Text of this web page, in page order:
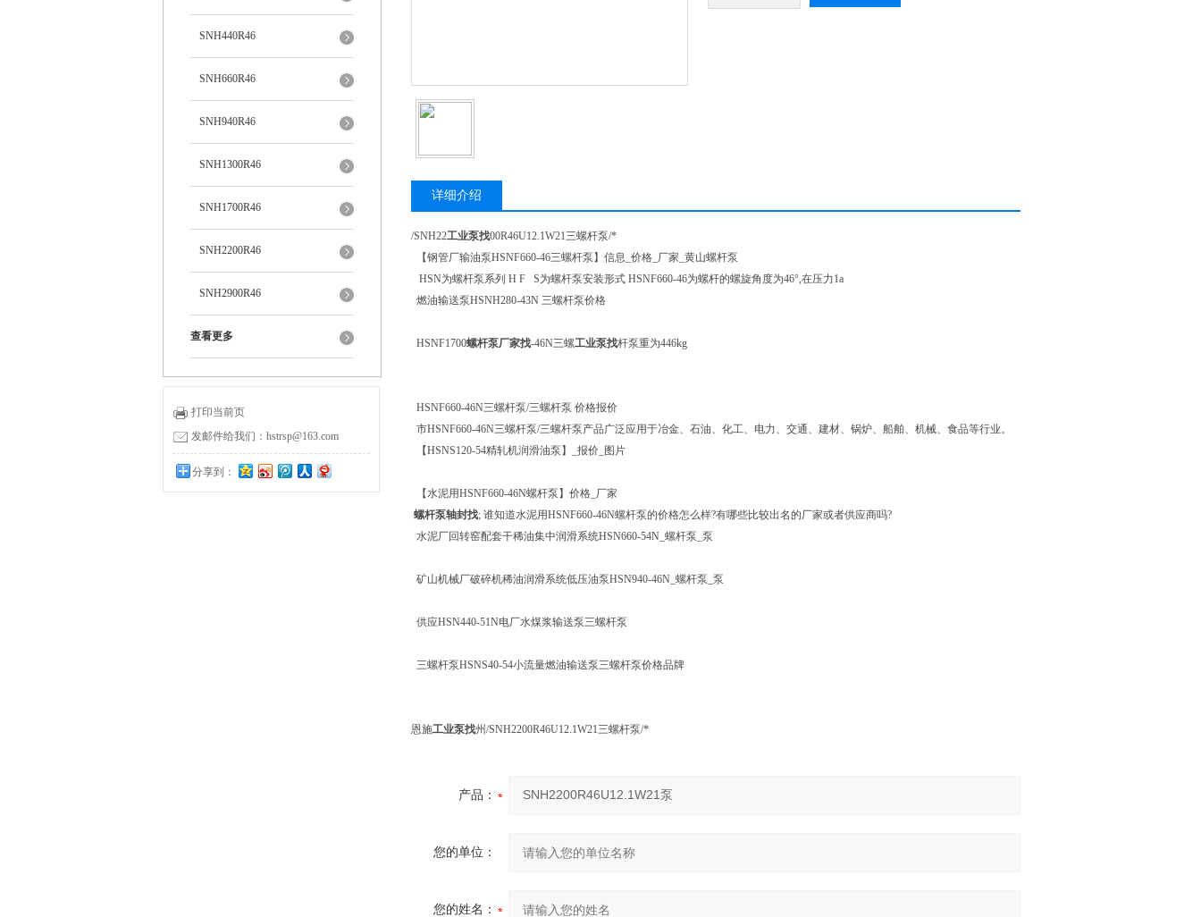
SNH440R46
SNH660R46
SNH940R46
SNH1300R46
SNH1700R46
SNH2200R46
SNH2900R46
查看更多
打印当前页
发邮件给我们：hstrsp@163.com
分享到：
详细介绍
/SNH22工业泵找00R46U12.1W21三螺杆泵/*
【钢管厂输油泵HSNF660-46三螺杆泵】信息_价格_厂家_黄山螺杆泵
HSN为螺杆泵系列 H F S为螺杆泵安装形式 HSNF660-46为螺杆的螺旋角度为46°,在压力1a
燃油输送泵HSNH280-43N 三螺杆泵价格
HSNF1700螺杆泵厂家找-46N三螺工业泵找杆泵重为446kg
HSNF660-46N三螺杆泵/三螺杆泵 价格报价
市HSNF660-46N三螺杆泵/三螺杆泵产品广泛应用于冶金、石油、化工、电力、交通、建材、锅炉、船舶、机械、食品等行业。
【HSNS120-54精轧机润滑油泵】_报价_图片
【水泥用HSNF660-46N螺杆泵】价格_厂家
螺杆泵轴封找; 谁知道水泥用HSNF660-46N螺杆泵的价格怎么样?有哪些比较出名的厂家或者供应商吗?
水泥厂回转窑配套干稀油集中润滑系统HSN660-54N_螺杆泵_泵
矿山机械厂破碎机稀油润滑系统低压油泵HSN940-46N_螺杆泵_泵
供应HSN440-51N电厂水煤浆输送泵三螺杆泵
三螺杆泵HSNS40-54小流量燃油输送泵三螺杆泵价格品牌
恩施工业泵找州/SNH2200R46U12.1W21三螺杆泵/*
产品：
您的单位：
您的姓名：